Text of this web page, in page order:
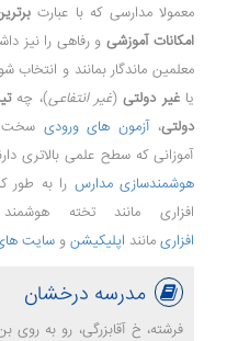
معمولا مدارسی که با عبارت
امکانات آموزشی و رفاهی را نیز
معلمین ماندگار بمانند و
یاغیر دولتی(غیر انتفاعی)، چه
دولتی،آزمون های ورودی سخت
آموزانی که سطح علمی بالاتری
هوشمندسازی مدارس را به طور
افزاری مانند تخته
افزاری مانند اپلیکیشن و سایت
مدرسه درخشان
فرشته، خ آقابزرگی، رو به روی